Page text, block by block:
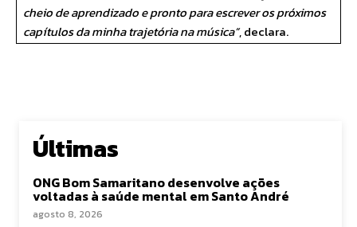
cheio de aprendizado e pronto para escrever os próximos
capítulos da minha trajetória na música”, declara.
Últimas
ONG Bom Samaritano desenvolve ações
voltadas à saúde mental em Santo André
agosto 8, 2026